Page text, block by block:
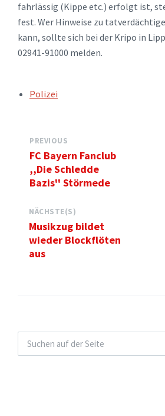
fahrlässig (Kippe etc.) erfolgt ist,
fest. Wer Hinweise zu
kann, sollte sich bei der Kripo in
02941-91000 melden.
TAGS:Polizei
PREVIOUS
FC Bayern Fanclub
,,Die Schledde
Bazis'' Störmede
NÄCHSTE(S)
Musikzug bildet
wieder Blockflöten
aus